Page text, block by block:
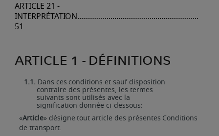
ARTICLE 21 -
INTERPRÉTATION..............................................................
51
ARTICLE 1 - DÉFINITIONS
1.1. Dans ces conditions et sauf disposition
contraire des présentes, les termes
suivants sont utilisés avec la
signification donnée ci-dessous:
«Article» désigne toutarticle des présentes Conditions
de transport.